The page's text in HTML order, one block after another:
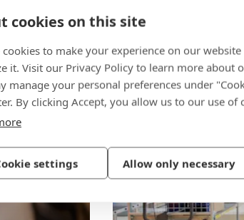
cookies on this site
cookies to make your experience on our
it. Visit our Privacy Policy to learn more about
manage your personal preferences under
By clicking Accept, you allow us to our use of
settings Allow only necessary